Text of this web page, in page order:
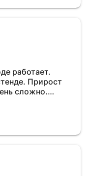
работает.
Прирост
сложно.
посмотрю, что